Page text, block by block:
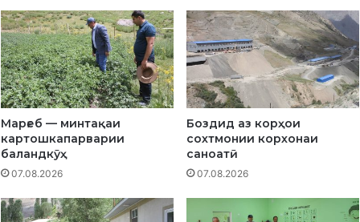
и
т
а
ъ
л
и
м
и
и
т
о
м
а
т
и
п
о
м
и
о
р
о
у
с
Марғеб — минтақаи
картошкапарварии
баландкӯҳ
07.08.2026
Боздид аз корҳои
сохтмонии корхонаи
саноатӣ
07.08.2026